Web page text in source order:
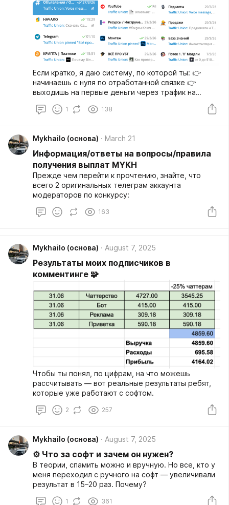
Если кратко, я даю систему, по которой ты: 👉
начинаешь с нуля по отработанной связке 👉
выходишь на первые деньги через трафик на
воронки, телегу, трафик, крипту, монтаж и тд
1 138
Мykhailo (основа) March 21
Информация/ответы на вопросы/правила
получения выплат MYKH
Прежде чем перейти к прочтению, знайте, что
всего 2 оригинальных телеграм аккаунта
модераторов по конкурсу:
163
Мykhailo (основа) August 7, 2025
Результаты моих подписчиков в
комментинге 🧩
Чтобы ты понял, по цифрам, на что можешь
рассчитывать — вот реальные результаты ребят,
которые уже работают с софтом.
2 257
Мykhailo (основа) August 7, 2025
⚙️ Что за софт и зачем он нужен?
В теории, спамить можно и вручную. Но все, кто у
меня переходил с ручного на софт — увеличивали
результат в 15–20 раз. Почему?
1 361